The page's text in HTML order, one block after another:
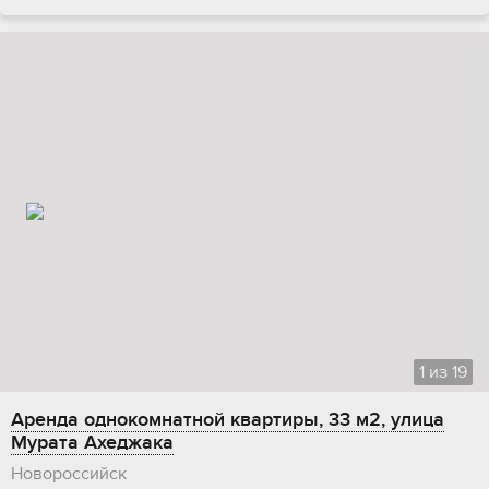
1 из 19
Аренда однокомнатной квартиры, 33 м2, улица
Мурата Ахеджака
Новороссийск